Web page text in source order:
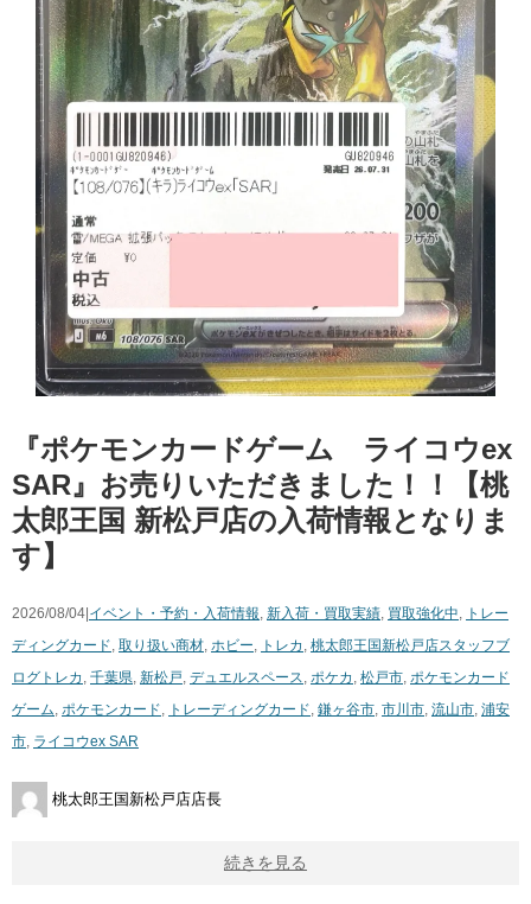
『ポケモンカードゲーム ライコウex
SAR』お売りいただきました！！【桃
太郎王国 新松戸店の入荷情報となりま
す】
2026/08/04| イベント・予約・入荷情報, 新入荷・買取実績, 買取強化中, トレー
ディングカード, 取り扱い商材, ホビー, トレカ , 桃太郎王国新松戸店スタッフブ
ログ トレカ , 千葉県, 新松戸, デュエルスペース, ポケカ , 松戸市, ポケモンカード
ゲーム, ポケモンカード, トレーディングカード, 鎌ヶ谷市, 市川市, 流山市, 浦安
市, ライコウex SAR
桃太郎王国新松戸店店長
続きを見る